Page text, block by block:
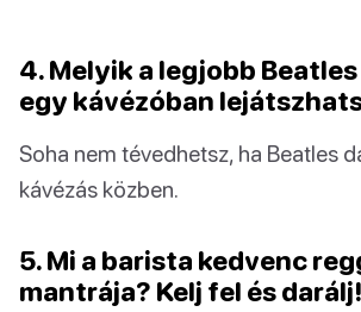
4. Melyik a legjobb
egy kávézóban
Soha nem tévedhetsz, ha Beatles
kávézás közben.
5. Mi a barista kedvenc
mantrája? Kelj fel és darálj!